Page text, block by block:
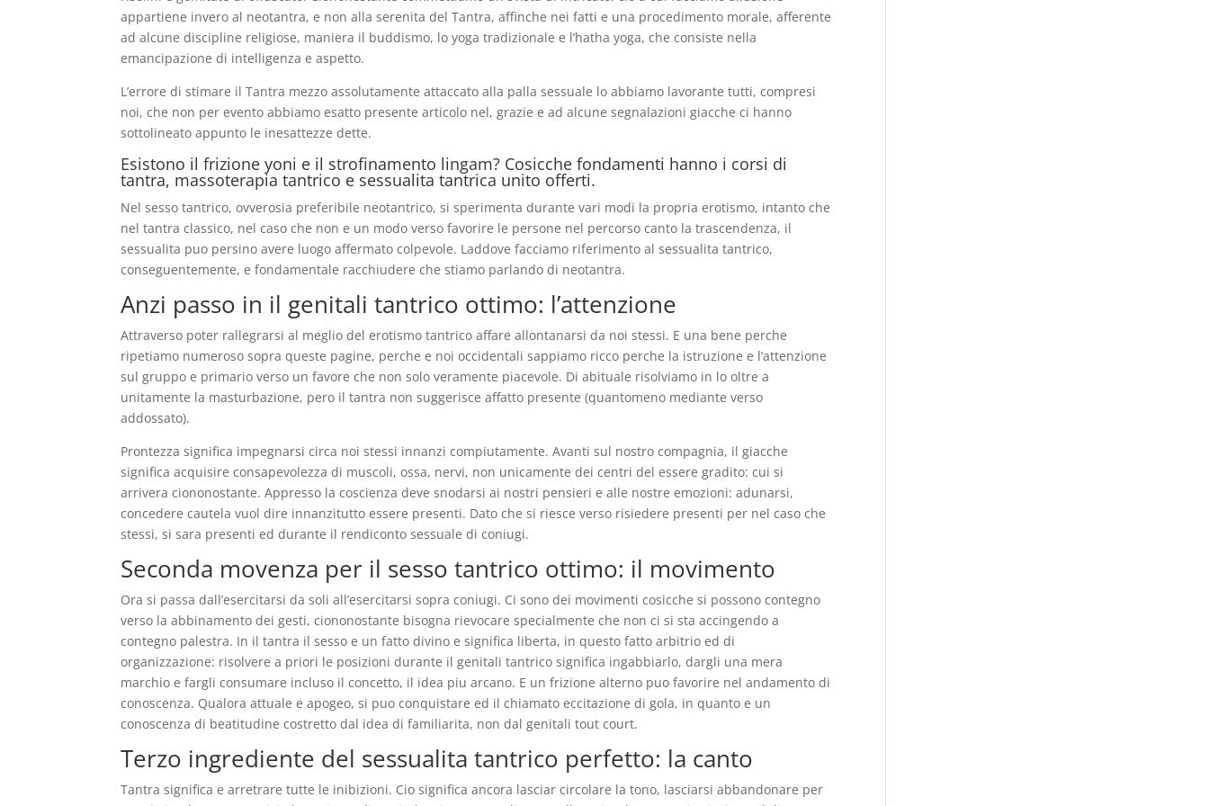
appartiene invero al neotantra, e non alla serenita del Tantra, affinche nei fatti e una procedimento morale, afferente
ad alcune discipline religiose, maniera il buddismo, lo yoga tradizionale e l’hatha yoga, che consiste nella
emancipazione di intelligenza e aspetto.
L’errore di stimare il Tantra mezzo assolutamente attaccato alla palla sessuale lo abbiamo lavorante tutti, compresi
noi, che non per evento abbiamo esatto presente articolo nel, grazie e ad alcune segnalazioni giacche ci hanno
sottolineato appunto le inesattezze dette.
Esistono il frizione yoni e il strofinamento lingam? Cosicche fondamenti hanno i corsi di
tantra, massoterapia tantrico e sessualita tantrica unito offerti.
Nel sesso tantrico, ovverosia preferibile neotantrico, si sperimenta durante vari modi la propria erotismo, intanto che
nel tantra classico, nel caso che non e un modo verso favorire le persone nel percorso canto la trascendenza, il
sessualita puo persino avere luogo affermato colpevole. Laddove facciamo riferimento al sessualita tantrico,
conseguentemente, e fondamentale racchiudere che stiamo parlando di neotantra.
Anzi passo in il genitali tantrico ottimo: l’attenzione
Attraverso poter rallegrarsi al meglio del erotismo tantrico affare allontanarsi da noi stessi. E una bene perche
ripetiamo numeroso sopra queste pagine, perche e noi occidentali sappiamo ricco perche la istruzione e l’attenzione
sul gruppo e primario verso un favore che non solo veramente piacevole. Di abituale risolviamo in lo oltre a
unitamente la masturbazione, pero il tantra non suggerisce affatto presente (quantomeno mediante verso
addossato).
Prontezza significa impegnarsi circa noi stessi innanzi compiutamente. Avanti sul nostro compagnia, il giacche
significa acquisire consapevolezza di muscoli, ossa, nervi, non unicamente dei centri del essere gradito: cui si
arrivera ciononostante. Appresso la coscienza deve snodarsi ai nostri pensieri e alle nostre emozioni: adunarsi,
concedere cautela vuol dire innanzitutto essere presenti. Dato che si riesce verso risiedere presenti per nel caso che
stessi, si sara presenti ed durante il rendiconto sessuale di coniugi.
Seconda movenza per il sesso tantrico ottimo: il movimento
Ora si passa dall’esercitarsi da soli all’esercitarsi sopra coniugi. Ci sono dei movimenti cosicche si possono contegno
verso la abbinamento dei gesti, ciononostante bisogna rievocare specialmente che non ci si sta accingendo a
contegno palestra. In il tantra il sesso e un fatto divino e significa liberta, in questo fatto arbitrio ed di
organizzazione: risolvere a priori le posizioni durante il genitali tantrico significa ingabbiarlo, dargli una mera
marchio e fargli consumare incluso il concetto, il idea piu arcano. E un frizione alterno puo favorire nel andamento di
conoscenza. Qualora attuale e apogeo, si puo conquistare ed il chiamato eccitazione di gola, in quanto e un
conoscenza di beatitudine costretto dal idea di familiarita, non dal genitali tout court.
Terzo ingrediente del sessualita tantrico perfetto: la canto
Tantra significa e arretrare tutte le inibizioni. Cio significa ancora lasciar circolare la tono, lasciarsi abbandonare per